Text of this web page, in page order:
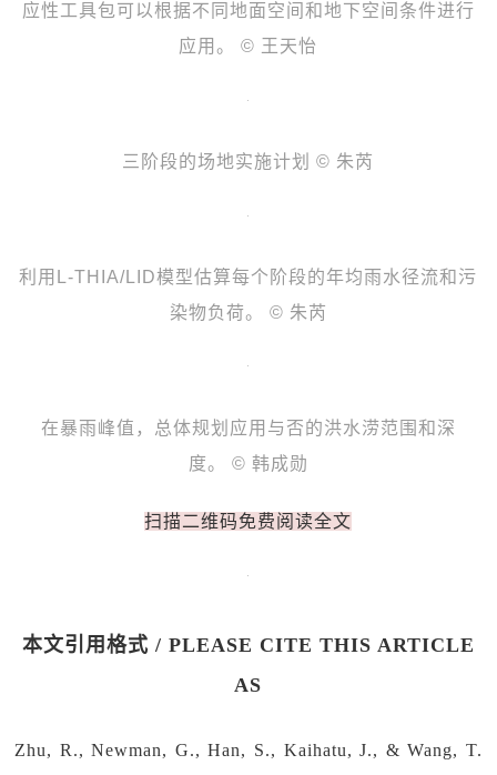
应性工具包可以根据不同地面空间和地下空间条件进行
应用。 © 王天怡
三阶段的场地实施计划 © 朱芮
利用L-THIA/LID模型估算每个阶段的年均雨水径流和污
染物负荷。 © 朱芮
在暴雨峰值，总体规划应用与否的洪水涝范围和深
度。 © 韩成勋
扫描二维码免费阅读全文
本文引用格式 / PLEASE CITE THIS ARTICLE
AS
Zhu, R., Newman, G., Han, S., Kaihatu, J., & Wang, T.